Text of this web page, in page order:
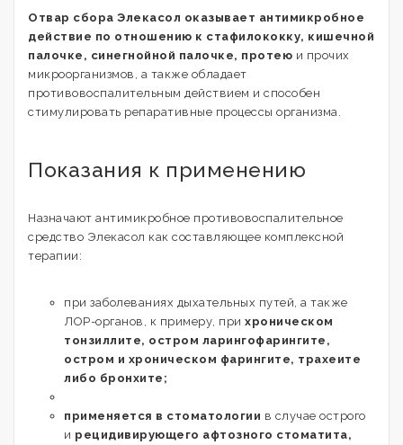
Отвар сбора Элекасол оказывает антимикробное
действие по отношению к стафилококку, кишечной
палочке, синегнойной палочке, протею и прочих
микроорганизмов, а также обладает
противовоспалительным действием и способен
стимулировать репаративные процессы организма.
Показания к применению
Назначают антимикробное противовоспалительное
средство Элекасол как составляющее комплексной
терапии:
при заболеваниях дыхательных путей, а также
ЛОР-органов, к примеру, при хроническом
тонзиллите, остром ларингофарингите,
остром и хроническом фарингите, трахеите
либо бронхите;
применяется в стоматологии в случае острого
и рецидивирующего афтозного стоматита,